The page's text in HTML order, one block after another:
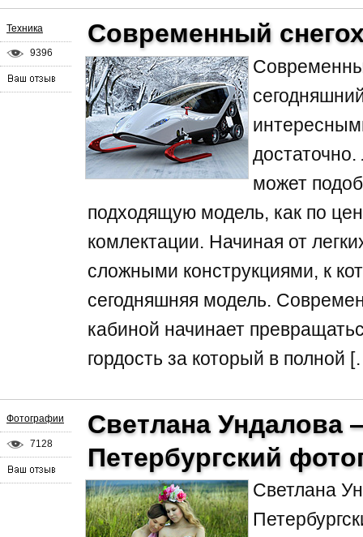
Техника
9396
Cовременный
может
подходящую модель, как по
комлектации. Начиная от
сложными конструкциями, к
сегодняшняя модель.
кабиной начинает
гордость за который в полной
Фотографии
7128
Светлана
Петербургский
Светлана